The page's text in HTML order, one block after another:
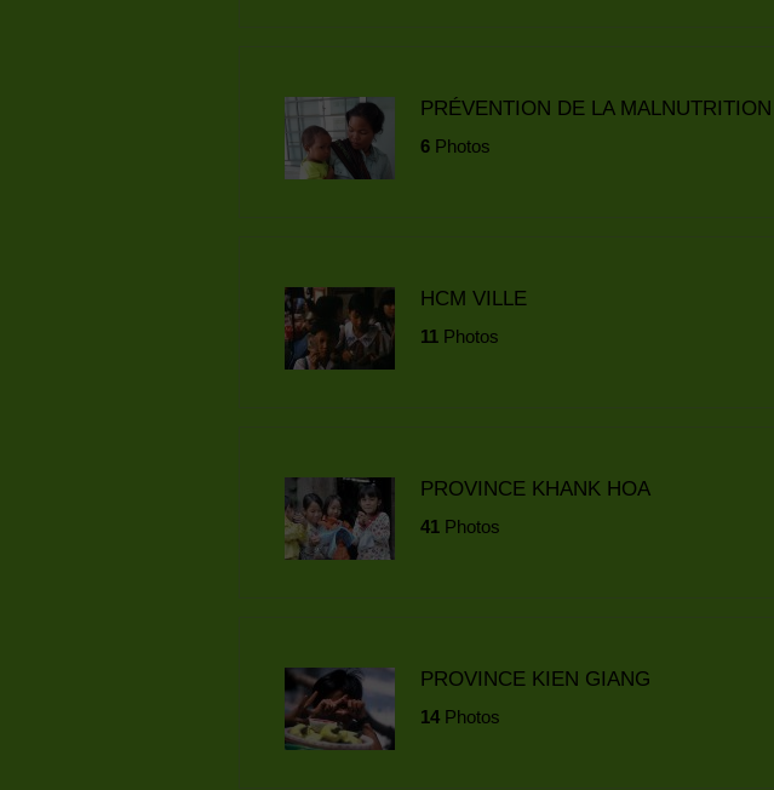
PRÉVENTION DE LA
6 Photos
HCM VILLE
11 Photos
PROVINCE KHANK HOA
41 Photos
PROVINCE KIEN GIANG
14 Photos